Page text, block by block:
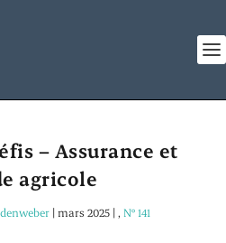
– Assurance et
agricole
|mars 2025 | , N° 141